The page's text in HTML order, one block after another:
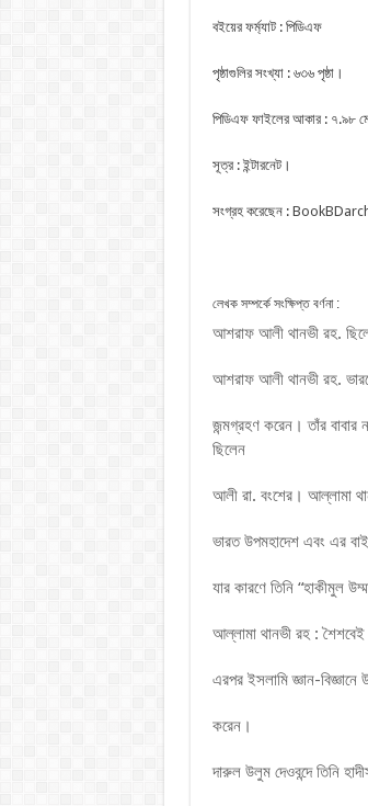
বইয়ের ফর্ম্যাট : পিডিএফ
পৃষ্ঠাগুলির সংখ্যা : ৬৩৬ পৃষ্ঠা।
পিডিএফ ফাইলের আকার : ৭.৯৮
সূত্র : ইন্টারনেট।
সংগ্রহ করেছেন :
লেখক সম্পর্কে সংক্ষিপ্ত বর্ণনা :
আশরাফ আলী থানভী রহ.
আশরাফ আলী থানভী রহ.
জন্মগ্রহণ করেন। তাঁর
ছিলেন
আলী রা. বংশের। আল্লামা
ভারত উপমহাদেশ এবং এর
যার কারণে তিনি “হাকীমুল
আল্লামা থানভী রহ :
এরপর ইসলামি জ্ঞান-বিজ্ঞানে
করেন।
দারুল উলুম দেওবন্দে তিনি